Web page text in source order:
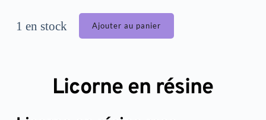
1 en stock Ajouter au panier
Licorne en résine